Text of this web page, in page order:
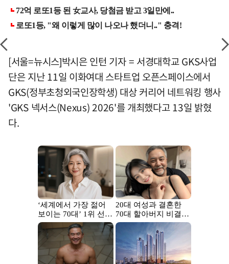
[서울=뉴시스]박시은 인턴 기자 = 서경대학교 GKS사업
단은 지난 11일 이화여대 스타트업 오픈스페이스에서
GKS(정부초청외국인장학생) 대상 커리어 네트워킹 행사
'GKS 넥서스(Nexus) 2026'를 개최했다고 13일 밝혔
다.